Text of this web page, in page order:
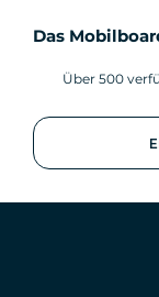
Das
Über 500